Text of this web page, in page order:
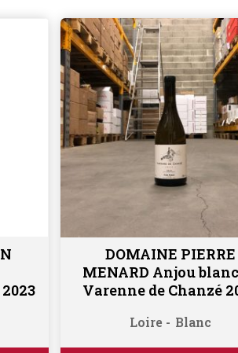
Ajouter au panier
DOMAINE PIERRE
MENARD Anjou
Varenne de Chanzé
Loire Blanc